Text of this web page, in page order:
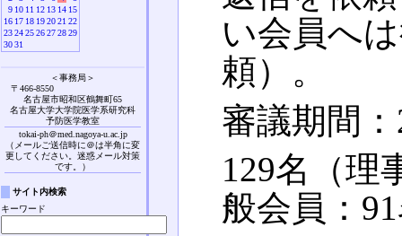
い会員へ
頼）。
審議期間
129名（理
般会員：
9 10 11 12 13 14 15
16 17 18 19 20 21 22
23 24 25 26 27 28 29
30 31
＜事務局＞
〒466-8550
名古屋市昭和区鶴舞町65
名古屋大学大学院医学系研究科
予防医学教室
tokai-ph＠med.nagoya-u.ac.jp
（メールご送信時に＠は半角に変
更してください。迷惑メール対策
です。）
サイト内検索
キーワード